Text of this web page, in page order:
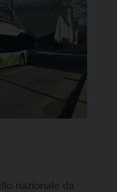
nazionale da